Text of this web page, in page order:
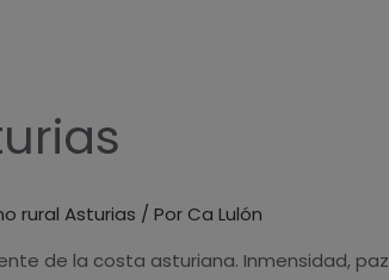
rural Asturias / Por Ca Lulón
de la costa asturiana. Inmensidad, paz